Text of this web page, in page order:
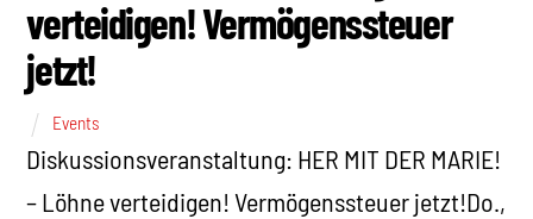
verteidigen! Vermögenssteuer
jetzt!
Events
Diskussionsveranstaltung: HER MIT DER MARIE!
– Löhne verteidigen! Vermögenssteuer jetzt!Do.,